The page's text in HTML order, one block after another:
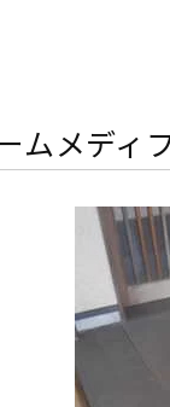
ムメディ